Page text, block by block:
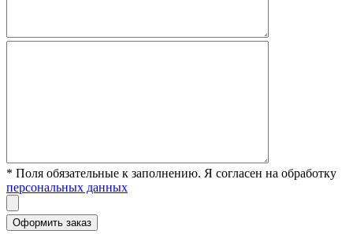
* Поля обязательные к заполнению. Я согласен на обработку
персональных данных